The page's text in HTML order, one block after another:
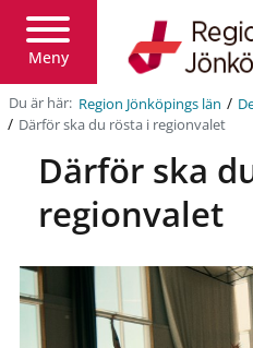
Meny
Jönköpings
län
Du är här: Region Jönköpings län /
/ Därför ska du rösta i regionvalet
Därför ska
regionvalet